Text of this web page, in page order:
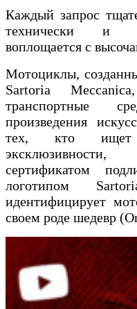
Каждый запрос
технически и
воплощается с
Мотоциклы,
Sartoria
транспортные
произведения
тех, кто ищет
сертификатом
логотипом
идентифицирует
своем роде шедевр